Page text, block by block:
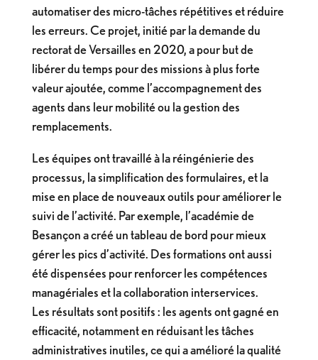
automatiser des micro-tâches répétitives et réduire
les erreurs. Ce projet, initié par la demande du
rectorat de Versailles en 2020, a pour but de
libérer du temps pour des missions à plus forte
valeur ajoutée, comme l’accompagnement des
agents dans leur mobilité ou la gestion des
remplacements.
Les équipes ont travaillé à la réingénierie des
processus, la simplification des formulaires, et la
mise en place de nouveaux outils pour améliorer le
suivi de l’activité. Par exemple, l’académie de
Besançon a créé un tableau de bord pour mieux
gérer les pics d’activité. Des formations ont aussi
été dispensées pour renforcer les compétences
managériales et la collaboration interservices.
Les résultats sont positifs : les agents ont gagné en
efficacité, notamment en réduisant les tâches
administratives inutiles, ce qui a amélioré la qualité